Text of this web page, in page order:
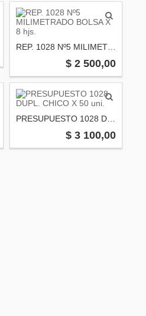
REP. 1028 Nº5 MILIMETRADO BOLSA X 8 hjs.
$ 2 500,00
PRESUPUESTO 1028 DUPL. CHICO X 50 uni.
$ 3 100,00